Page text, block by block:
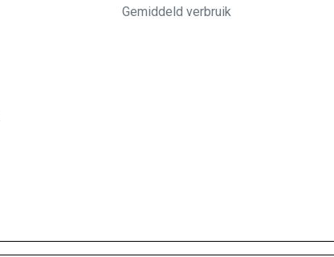
Gemiddeld verbruik